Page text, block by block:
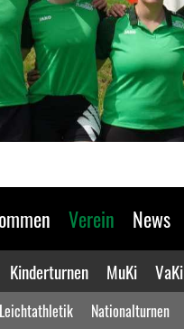
Verein News
Kinderturnen MuKi VaKi
Nationalturnen